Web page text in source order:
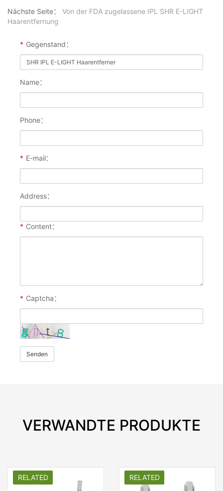
Nächste Seite：
Von der FDA zugelassene IPL SHR E-LIGHT
Haarentfernung
* Gegenstand：
Name：
Phone：
* E-mail：
Address：
* Content：
* Captcha：
Senden
VERWANDTE PRODUKTE
RELATED RELATED